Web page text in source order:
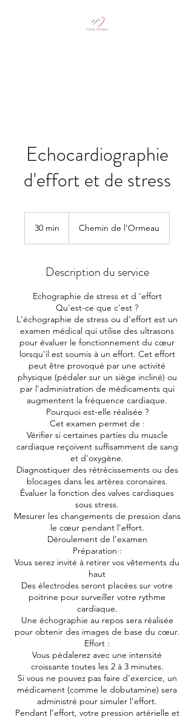
Echocardiographie
d'effort et de stress
30 min
n
Chemin de l'Ormeau
Description du service
Echographie de stress et d ‘effort
Qu'est-ce que c'est ?
L'échographie de stress ou d'effort est un
examen médical qui utilise des ultrasons
pour évaluer le fonctionnement du cœur
lorsqu'il est soumis à un effort. Cet effort
peut être provoqué par une activité
physique (pédaler sur un siège incliné) ou
par l'administration de médicaments qui
augmentent la fréquence cardiaque.
Pourquoi est-elle réalisée ?
Cet examen permet de :
Vérifier si certaines parties du muscle
cardiaque reçoivent suffisamment de sang
et d'oxygène.
Diagnostiquer des rétrécissements ou des
blocages dans les artères coronaires.
Évaluer la fonction des valves cardiaques
sous stress.
Mesurer les changements de pression dans
le cœur pendant l'effort.
Déroulement de l'examen
Préparation :
Vous serez invité à retirer vos vêtements du
haut
Des électrodes seront placées sur votre
poitrine pour surveiller votre rythme
cardiaque.
Une échographie au repos sera réalisée
pour obtenir des images de base du cœur.
Effort :
Vous pédalerez avec une intensité
croissante toutes les 2 à 3 minutes.
Si vous ne pouvez pas faire d'exercice, un
médicament (comme le dobutamine) sera
administré pour simuler l'effort.
Pendant l’effort, votre pression artérielle et